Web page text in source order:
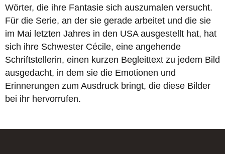
Wörter, die ihre Fantasie sich auszumalen versucht.
Für die Serie, an der sie gerade arbeitet und die sie
im Mai letzten Jahres in den USA ausgestellt hat, hat
sich ihre Schwester Cécile, eine angehende
Schriftstellerin, einen kurzen Begleittext zu jedem Bild
ausgedacht, in dem sie die Emotionen und
Erinnerungen zum Ausdruck bringt, die diese Bilder
bei ihr hervorrufen.